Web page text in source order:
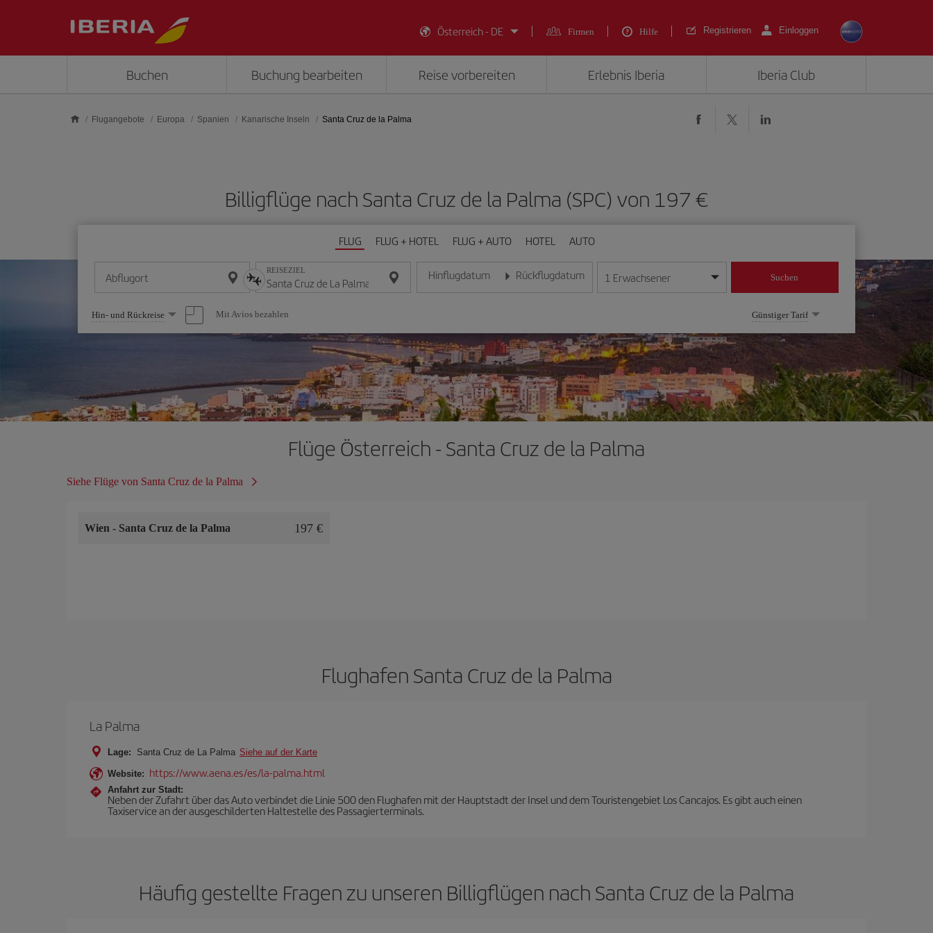
Österreich - DE
Firmen Hilfe Registrieren Einloggen
Buchen Buchung bearbeiten Reise vorbereiten Erlebnis Iberia Iberia Club
Flugangebote Europa Spanien Kanarische Inseln Santa Cruz de la Palma
Billigflüge nach Santa Cruz de la Palma (SPC) von 197 €
FLUG FLUG + HOTEL FLUG + AUTO HOTEL AUTO
Abflugort REISEZIEL Hinflugdatum
Geben Sie das Datum im Format Tag/Monat/Jahr ein
Rückflugdatum
Geben Sie das Datum im Format Tag/Monat/Jahr ein
1 Erwachsener Suchen
Wählen
Sie
eine
Hin- und Rückreise Mit Avios bezahlen Günstiger Tarif
Flüge Österreich - Santa Cruz de la Palma
Siehe Flüge von Santa Cruz de la Palma
Wien - Santa Cruz de la Palma 197 €
Flughafen Santa Cruz de la Palma
La Palma
Lage: Santa Cruz de La Palma Siehe auf der Karte
Website: https://www.aena.es/es/la-palma.html
Anfahrt zur Stadt:
Neben der Zufahrt über das Auto verbindet die Linie 500 den Flughafen mit der Hauptstadt der Insel und dem Touristengebiet Los Cancajos. Es gibt auch einen
Taxiservice an der ausgeschilderten Haltestelle des Passagierterminals.
Häufig gestellte Fragen zu unseren Billigflügen nach Santa Cruz de la Palma